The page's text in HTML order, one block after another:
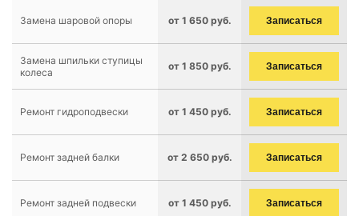
Замена шаровой опоры от 1 650 руб. Записаться
Замена шпильки ступицы
колеса
от 1 850 руб. Записаться
Ремонт гидроподвески от 1 450 руб. Записаться
Ремонт задней балки от 2 650 руб. Записаться
Ремонт задней подвески от 1 450 руб. Записаться